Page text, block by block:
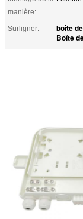
manière:
Surligner: boîte
Boîte